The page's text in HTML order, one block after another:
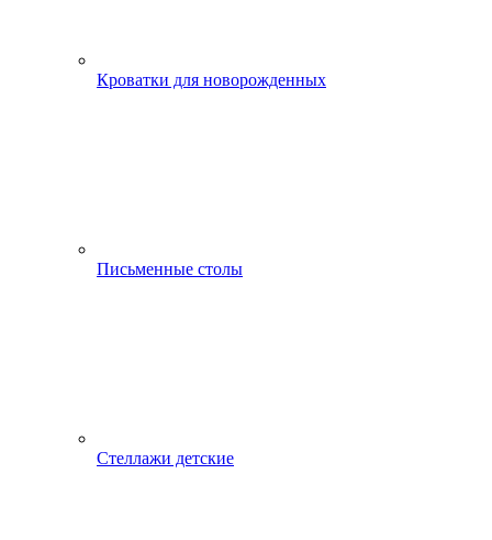
Кроватки для новорожденных
Письменные столы
Стеллажи детские